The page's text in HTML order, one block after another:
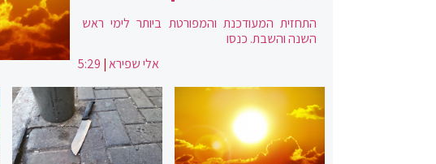
התחזית המעודכנת והמפורטת ביותר לימי ראש
השנה והשבת. כנסו
אלי שפירא|
5:29